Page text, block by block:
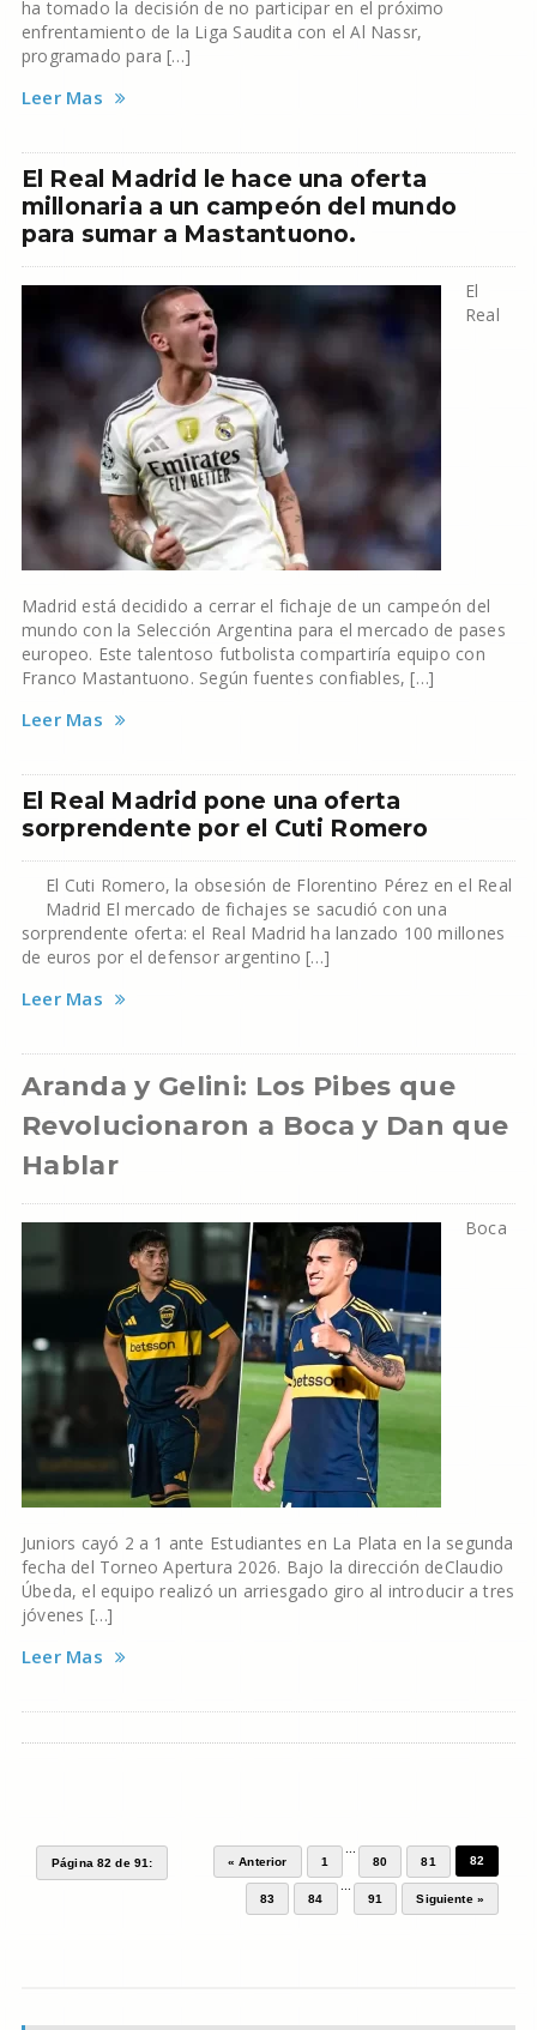
ha tomado la decisión de no participar en el próximo
enfrentamiento de la Liga Saudita con el Al Nassr,
programado para […]
Leer Mas
El Real Madrid le hace una oferta
millonaria a un campeón del mundo
para sumar a Mastantuono.
El
Real
Madrid está decidido a cerrar el fichaje de un campeón del
mundo con la Selección Argentina para el mercado de pases
europeo. Este talentoso futbolista compartiría equipo con
Franco Mastantuono. Según fuentes confiables, […]
Leer Mas
El Real Madrid pone una oferta
sorprendente por el Cuti Romero
El Cuti Romero, la obsesión de Florentino Pérez en el Real
Madrid El mercado de fichajes se sacudió con una
sorprendente oferta: el Real Madrid ha lanzado 100 millones
de euros por el defensor argentino […]
Leer Mas
Aranda y Gelini: Los Pibes que
Revolucionaron a Boca y Dan que
Hablar
Boca
Juniors cayó 2 a 1 ante Estudiantes en La Plata en la segunda
fecha del Torneo Apertura 2026. Bajo la dirección deClaudio
Úbeda, el equipo realizó un arriesgado giro al introducir a tres
jóvenes […]
Leer Mas
Página 82 de 91: « Anterior 1
80
81 82
83 84
91
Siguiente »